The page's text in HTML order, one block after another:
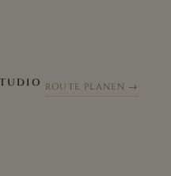
ROUTE PLANEN →